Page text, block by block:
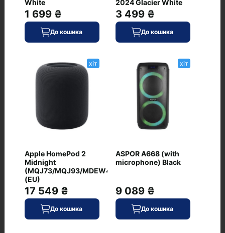
Яка ціна JBL Flip 6 Blue (JBLFLIP6BLU)
Рекомендовані товари
В наявності
Код: WT-4455
JBL Flip 6 Red
(JBLFLIP6RED)
0
4 239 ₴
До кошика
White
1 699 ₴
До кошика
2024 Glacier White
3 499 ₴
До кошика
хіт
Apple HomePod 2
Midnight
(MQJ73/MQJ93/MDEW4AX)
(EU)
17 549 ₴
До кошика
хіт
ASPOR A668 (with
microphone) Black
9 089 ₴
До кошика